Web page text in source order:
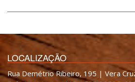
LOCALIZAÇÃO
Rua Demétrio Ribeiro, 195 | Vera